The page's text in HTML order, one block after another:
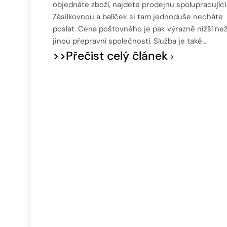
objednáte zboží, najdete prodejnu
Zásilkovnou a balíček si tam jednoduše necháte
poslat. Cena poštovného je pak výrazně nižší než
jinou přepravní společností. Služba je také…
>>Přečíst celý článek